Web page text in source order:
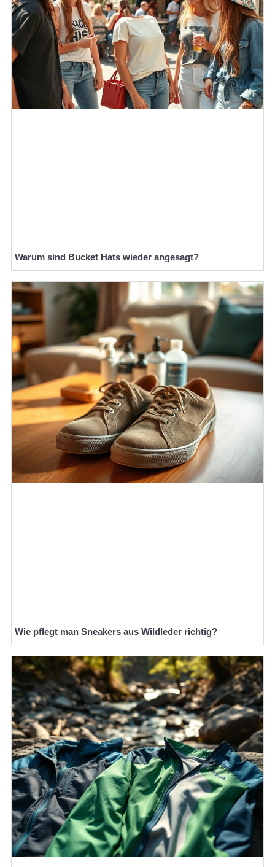
Warum sind Bucket Hats wieder angesagt?
Wie pflegt man Sneakers aus Wildleder richtig?